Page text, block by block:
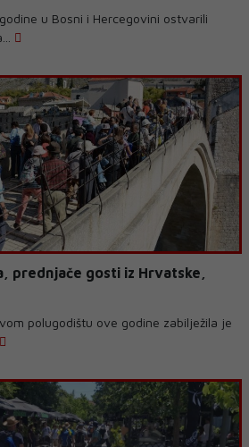
u Bosni i Hercegovini ostvarili
prednjače gosti iz Hrvatske,
polugodištu ove godine zabilježila je